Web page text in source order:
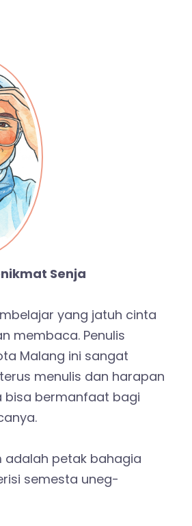
Senja
yang jatuh cinta
membaca. Penulis
Malang ini sangat
menulis dan harapan
bisa bermanfaat bagi
adalah petak bahagia
semesta uneg-